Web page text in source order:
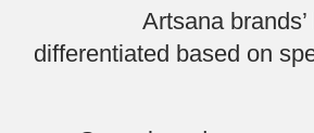
Artsana
differentiated based on